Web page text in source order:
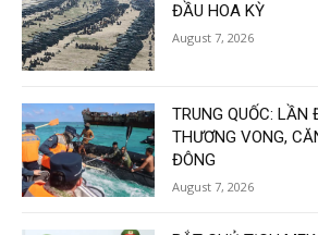
ĐẦU HOA KỲ
August 7, 2026
TRUNG QUỐC: LẦN
THƯƠNG VONG,
ĐÔNG
August 7, 2026